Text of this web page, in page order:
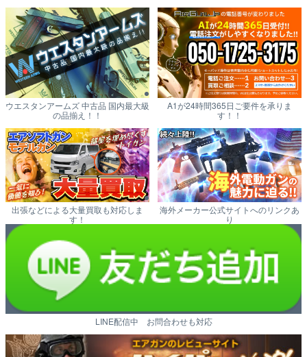
ウエスタンアームズ 中古品 国内最大級
の品揃え！！
A1が24時間365日ご要件を承りま
す！！
出張などによる大量買取も対応しま
す！
海外メーカー公式サイトへのリンクあ
り
LINE配信中 お問合わせも対応